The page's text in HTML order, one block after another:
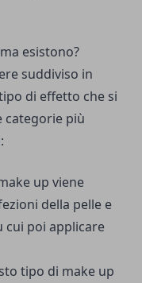
esistono?
suddiviso in
di effetto che si
categorie più
up viene
della pelle e
cui poi applicare
tipo di make up